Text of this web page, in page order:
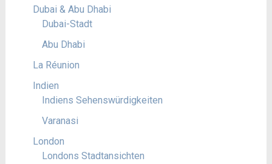
Dubai & Abu Dhabi
Dubai-Stadt
Abu Dhabi
La Réunion
Indien
Indiens Sehenswürdigkeiten
Varanasi
London
Londons Stadtansichten